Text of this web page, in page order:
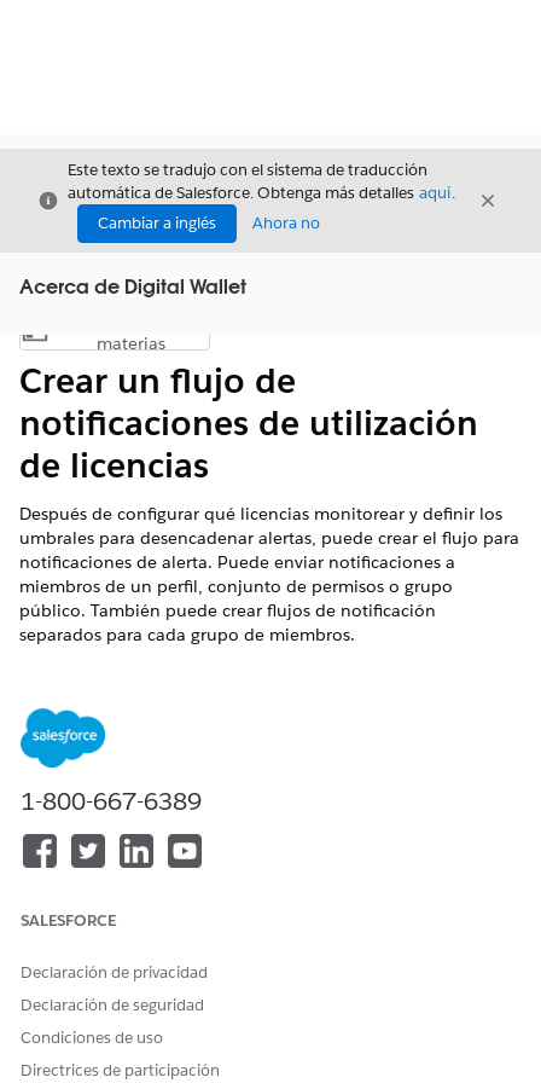
Cerrar
Este texto se tradujo con el sistema de traducción
automática de Salesforce. Obtenga más detalles aquí.
Cambiar a inglés
Ahora no
Cerrar
Acerca de Digital Wallet
Mostrar índice de materias
materias
Crear un flujo de
notificaciones de utilización
de licencias
Después de configurar qué licencias monitorear y definir los
umbrales para desencadenar alertas, puede crear el flujo para
notificaciones de alerta. Puede enviar notificaciones a
miembros de un perfil, conjunto de permisos o grupo
público. También puede crear flujos de notificación
separados para cada grupo de miembros.
Configure los flujos Alertas de utilización de licencias para
licencias de usuario o conjunto de permisos, o ambos.
Cree un tipo de notificación personalizada con el nombre,
Determine los destinatarios para las notificaciones y qué
método de entrega utilizar para alcanzar el conjunto de
usuarios correcto: perfil, conjunto de permisos o grupo
Enviar alertas de utilización de licencias a los usuarios de
Envíe alertas a todos los usuarios asignados a un único
perfil específico. Como la plantilla Notificación de
utilización de licencia está configurada para notificar a
1-800-667-6389
SALESFORCE
Declaración de privacidad
Declaración de seguridad
Condiciones de uso
Directrices de participación